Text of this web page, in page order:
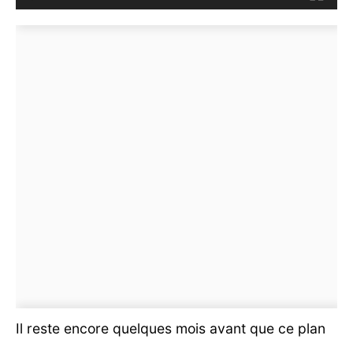
Il reste encore quelques mois avant que ce plan